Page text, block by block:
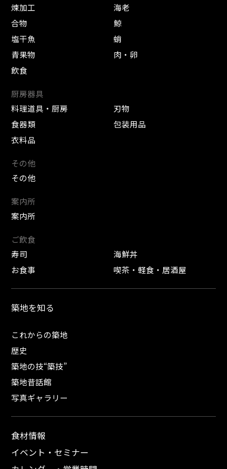
煉加工
海老
合物
鯨
塩干魚
蛸
青果物
肉・卵
飲食
厨房器具
料理道具・厨房
刃物
食器類
包装用品
衣料品
その他
その他
案内所
案内所
ご飲食
寿司
海鮮丼
お食事
喫茶・軽食・居酒屋
築地を知る
これからの築地
歴史
築地の技“築技”
築地昔話館
写真ギャラリー
食材情報
イベント・セミナー